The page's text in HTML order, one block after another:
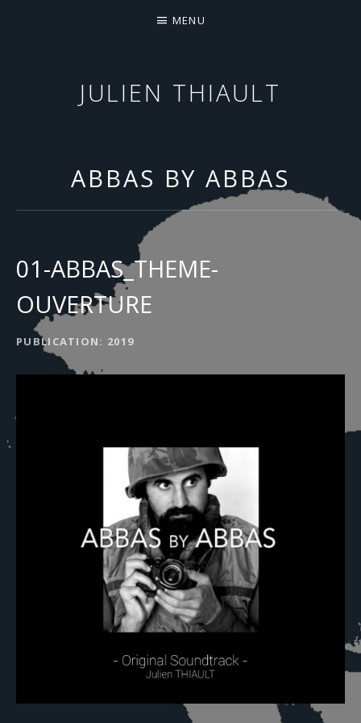
JULIEN THIAULT
MENU
ABBAS BY ABBAS
01-ABBAS_THEME-
OUVERTURE
DÉTAILS DE L'ALBUM
PUBLICATION 2019